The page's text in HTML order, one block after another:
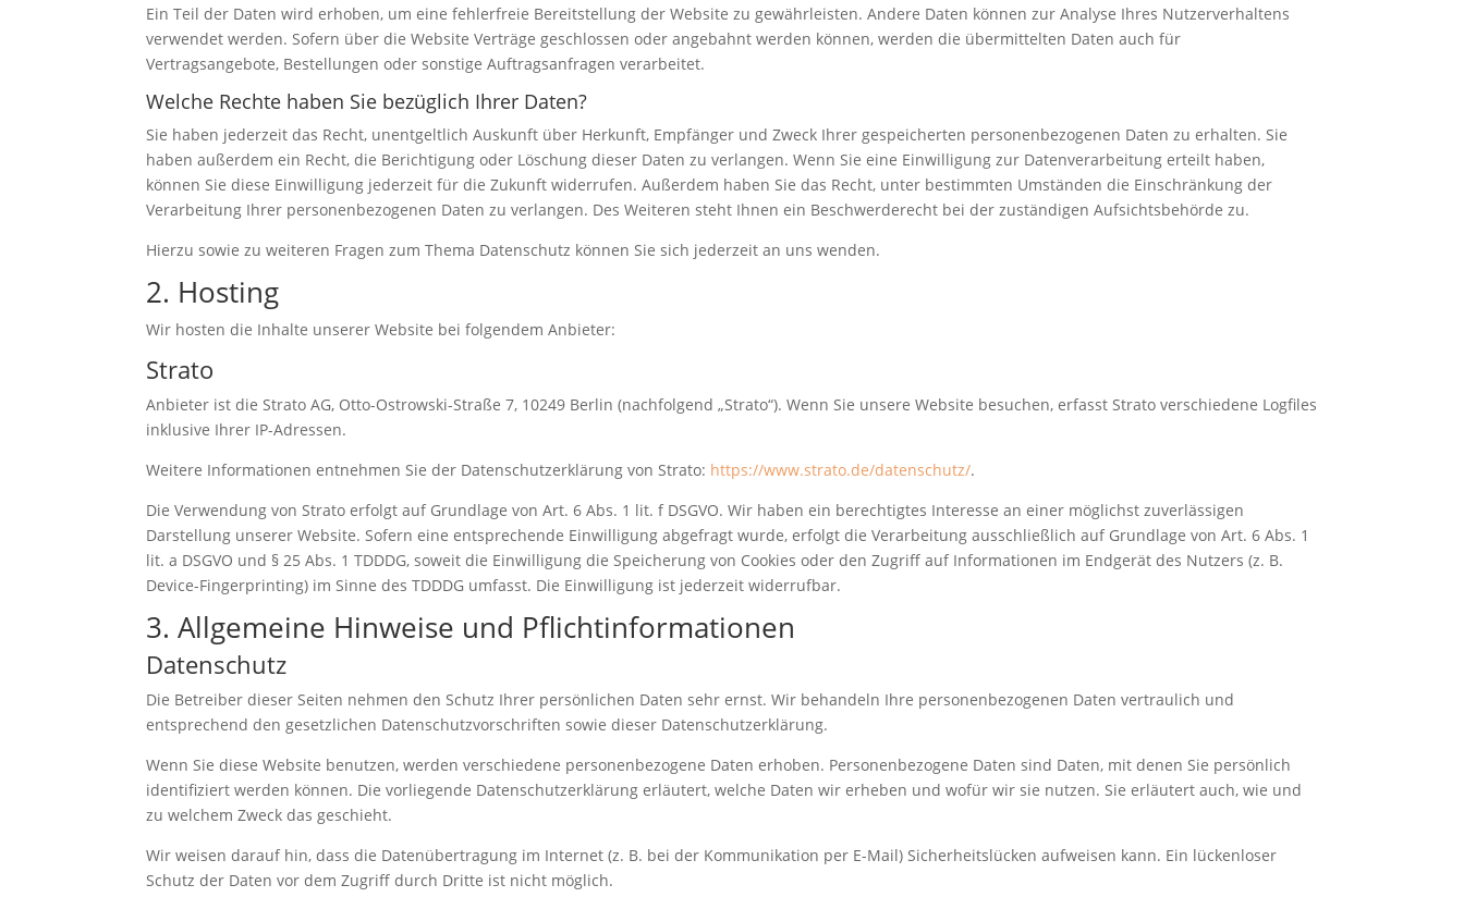
Ein Teil der Daten wird erhoben, um eine fehlerfreie Bereitstellung der Website zu gewährleisten. Andere Daten können zur Analyse Ihres Nutzerverhaltens
verwendet werden. Sofern über die Website Verträge geschlossen oder angebahnt werden können, werden die übermittelten Daten auch für
Vertragsangebote, Bestellungen oder sonstige Auftragsanfragen verarbeitet.
Welche Rechte haben Sie bezüglich Ihrer Daten?
Sie haben jederzeit das Recht, unentgeltlich Auskunft über Herkunft, Empfänger und Zweck Ihrer gespeicherten personenbezogenen Daten zu erhalten. Sie
haben außerdem ein Recht, die Berichtigung oder Löschung dieser Daten zu verlangen. Wenn Sie eine Einwilligung zur Datenverarbeitung erteilt haben,
können Sie diese Einwilligung jederzeit für die Zukunft widerrufen. Außerdem haben Sie das Recht, unter bestimmten Umständen die Einschränkung der
Verarbeitung Ihrer personenbezogenen Daten zu verlangen. Des Weiteren steht Ihnen ein Beschwerderecht bei der zuständigen Aufsichtsbehörde zu.
Hierzu sowie zu weiteren Fragen zum Thema Datenschutz können Sie sich jederzeit an uns wenden.
2. Hosting
Wir hosten die Inhalte unserer Website bei folgendem Anbieter:
Strato
Anbieter ist die Strato AG, Otto-Ostrowski-Straße 7, 10249 Berlin (nachfolgend „Strato“). Wenn Sie unsere Website besuchen, erfasst Strato verschiedene Logfiles
inklusive Ihrer IP-Adressen.
Weitere Informationen entnehmen Sie der Datenschutzerklärung von Strato: https://www.strato.de/datenschutz/.
Die Verwendung von Strato erfolgt auf Grundlage von Art. 6 Abs. 1 lit. f DSGVO. Wir haben ein berechtigtes Interesse an einer möglichst zuverlässigen
Darstellung unserer Website. Sofern eine entsprechende Einwilligung abgefragt wurde, erfolgt die Verarbeitung ausschließlich auf Grundlage von Art. 6 Abs. 1
lit. a DSGVO und § 25 Abs. 1 TDDDG, soweit die Einwilligung die Speicherung von Cookies oder den Zugriff auf Informationen im Endgerät des Nutzers (z. B.
Device-Fingerprinting) im Sinne des TDDDG umfasst. Die Einwilligung ist jederzeit widerrufbar.
3. Allgemeine Hinweise und Pflicht­informationen
Datenschutz
Die Betreiber dieser Seiten nehmen den Schutz Ihrer persönlichen Daten sehr ernst. Wir behandeln Ihre personenbezogenen Daten vertraulich und
entsprechend den gesetzlichen Datenschutzvorschriften sowie dieser Datenschutzerklärung.
Wenn Sie diese Website benutzen, werden verschiedene personenbezogene Daten erhoben. Personenbezogene Daten sind Daten, mit denen Sie persönlich
identifiziert werden können. Die vorliegende Datenschutzerklärung erläutert, welche Daten wir erheben und wofür wir sie nutzen. Sie erläutert auch, wie und
zu welchem Zweck das geschieht.
Wir weisen darauf hin, dass die Datenübertragung im Internet (z. B. bei der Kommunikation per E-Mail) Sicherheitslücken aufweisen kann. Ein lückenloser
Schutz der Daten vor dem Zugriff durch Dritte ist nicht möglich.